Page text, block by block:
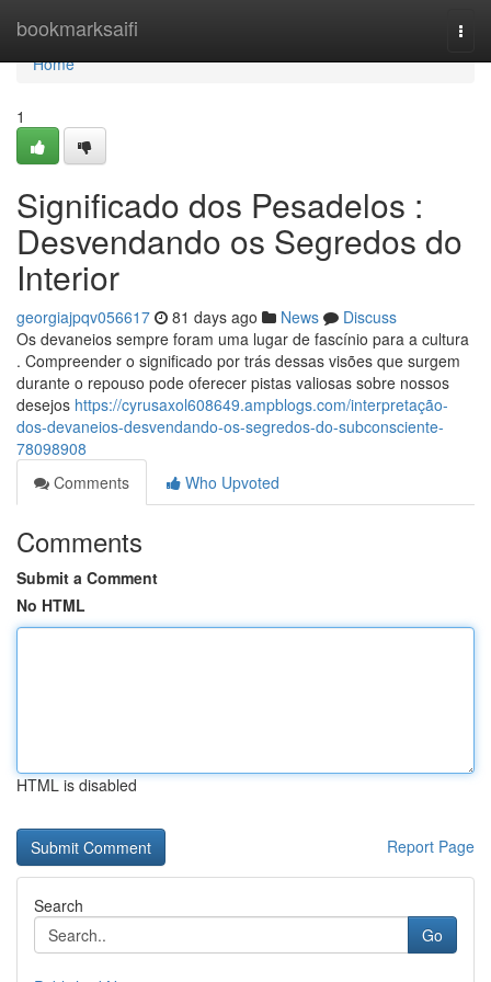
bookmarksaifi
Home
Home
1
Significado dos Pesadelos :
Desvendando os Segredos do
Interior
georgiajpqv056617 81 days ago News
Discuss
Os devaneios sempre foram uma lugar de fascínio para a cultura
. Compreender o significado por trás dessas visões que surgem
durante o repouso pode oferecer pistas valiosas sobre nossos
desejos https://cyrusaxol608649.ampblogs.com/interpretação-
dos-devaneios-desvendando-os-segredos-do-subconsciente-
78098908
Comments
Who Upvoted
Comments
Submit a Comment
No HTML
HTML is disabled
Report Page
Search
Go